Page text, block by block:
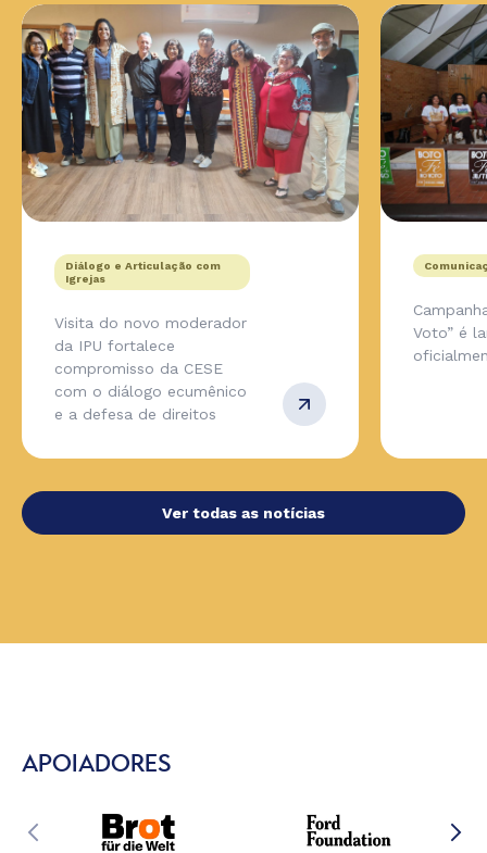
Diálogo e Articulação com
Igrejas
Visita do novo moderador
da IPU fortalece
compromisso da CESE
com o diálogo ecumênico
e a defesa de direitos
Voto” é
Ver todas as notícias
APOIADORES